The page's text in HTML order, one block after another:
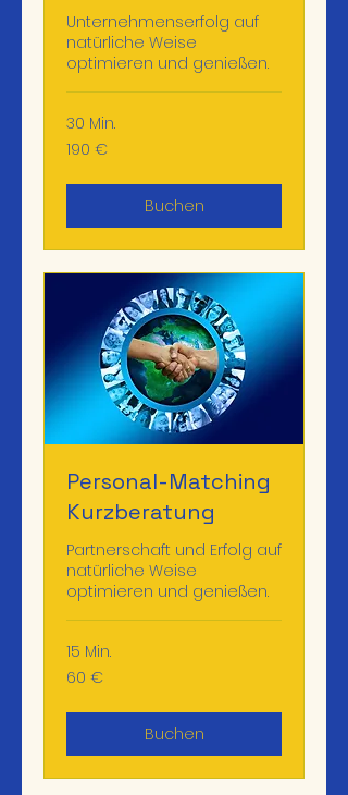
Unternehmenserfolg auf
natürliche Weise
optimieren und genießen.
30 Min.
190
Euro
190 €
Buchen
Personal-Matching
Kurzberatung
Partnerschaft und Erfolg auf
natürliche Weise
optimieren und genießen.
15 Min.
60
Euro
60 €
Buchen